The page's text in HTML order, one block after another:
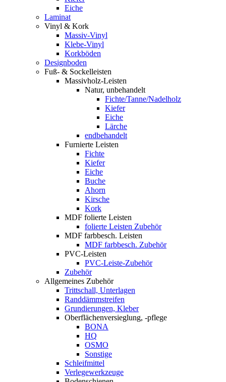
Eiche
Laminat
Vinyl & Kork
Massiv-Vinyl
Klebe-Vinyl
Korkböden
Designboden
Fuß- & Sockelleisten
Massivholz-Leisten
Natur, unbehandelt
Fichte/Tanne/Nadelholz
Kiefer
Eiche
Lärche
endbehandelt
Furnierte Leisten
Fichte
Kiefer
Eiche
Buche
Ahorn
Kirsche
Kork
MDF folierte Leisten
folierte Leisten Zubehör
MDF farbbesch. Leisten
MDF farbbesch. Zubehör
PVC-Leisten
PVC-Leiste-Zubehör
Zubehör
Allgemeines Zubehör
Trittschall, Unterlagen
Randdämmstreifen
Grundierungen, Kleber
Oberflächenversieglung, -pflege
BONA
HQ
OSMO
Sonstige
Schleifmittel
Verlegewerkzeuge